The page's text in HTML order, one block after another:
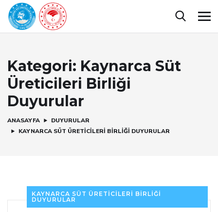
Kategori: Kaynarca Süt
Üreticileri Birliği
Duyurular
ANASAYFA
DUYURULAR
KAYNARCA SÜT ÜRETICILERI BIRLIĞI DUYURULAR
KAYNARCA SÜT ÜRETICILERI BIRLIĞI
DUYURULAR